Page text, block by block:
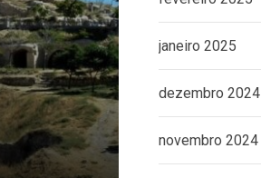
janeiro 2025
dezembro 2024
novembro 2024